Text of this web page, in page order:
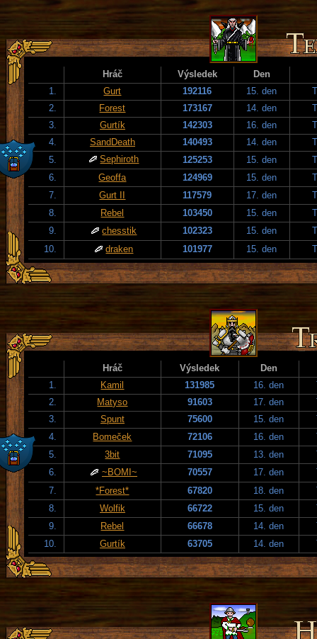
Hráč Výsledek
Den
1.
Gurt 192116 15. den
2.
Forest 173167 14. den
3.
Gurtík 142303 16. den
4.
SandDeath 140493 14. den
5.
Sephiroth 125253 15. den
6.
Geoffa 124969 15. den
7.
Gurt II 117579 17. den
8.
Rebel 103450 15. den
9.
chesstik 102323 15. den
10.
draken 101977 15. den
Hráč Výsledek
Den
1.
Kamil 131985 16. den
2.
Matyso 91603 17. den
3.
Spunt 75600 15. den
4.
Bomeček 72106 16. den
5.
3bit 71095 13. den
6.
~BOMI~ 70557 17. den
7.
*Forest* 67820 18. den
8.
Wolfik 66722 15. den
9.
Rebel 66678 14. den
10.
Gurtík 63705 14. den